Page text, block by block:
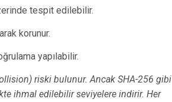
tespit edilebilir.
korunur.
yapılabilir.
riski bulunur. Ancak SHA-256 gibi
ihmal edilebilir seviyelere indirir. Her